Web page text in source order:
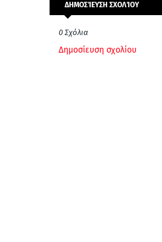
ΔΗΜΟΣΊΕΥΣΗ ΣΧΟΛΊΟΥ
0 Σχόλια
Δημοσίευση σχολίου